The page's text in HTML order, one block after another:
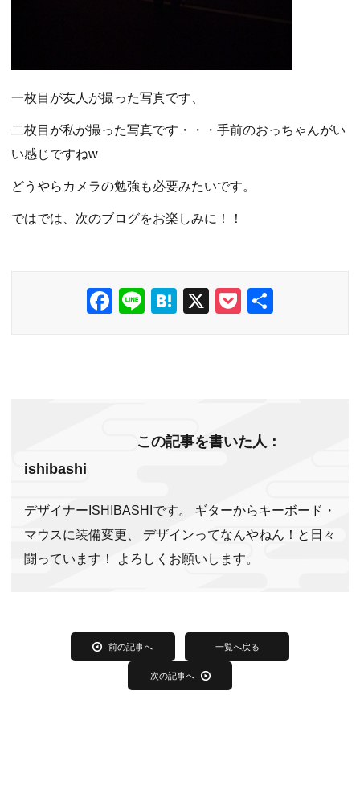
一枚目が友人が撮った写真です、
二枚目が私が撮った写真です・・・手前のおっちゃんがい
い感じですねw
どうやらカメラの勉強も必要みたいです。
ではでは、次のブログをお楽しみに！！
F
Li
H
X
P
この記事を書いた人：
ishibashi
デザイナーISHIBASHIです。 ギターからキーボード・
マウスに装備変更、 デザインってなんやねん！と日々
闘っています！ よろしくお願いします。
前の記事へ 一覧へ戻る
次の記事へ